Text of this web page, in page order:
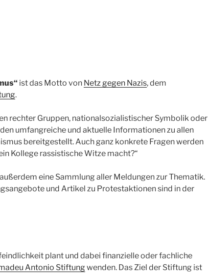
ist das Motto von Netz gegen Nazis, dem
.
rechter Gruppen, nationalsozialistischer Symbolik oder
umfangreiche und aktuelle Informationen zu allen
bereitgestellt. Auch ganz konkrete Fragen werden
Kollege rassistische Witze macht?“
eine Sammlung aller Meldungen zur Thematik.
und Artikel zu Protestaktionen sind in der
plant und dabei finanzielle oder fachliche
Antonio Stiftungwenden. Das Ziel der Stiftung ist